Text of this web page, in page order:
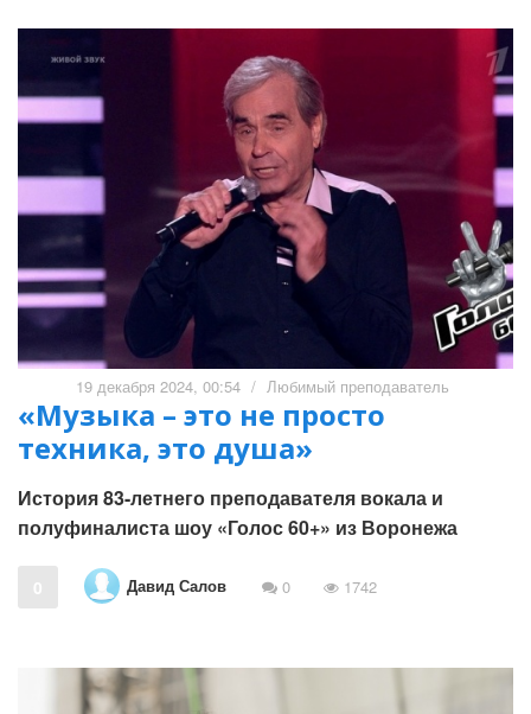
19 декабря 2024, 00:54 / Любимый преподаватель
«Музыка – это не просто
техника, это душа»
История 83-летнего преподавателя вокала и
полуфиналиста шоу «Голос 60+» из Воронежа
0 Давид Салов 0 1742